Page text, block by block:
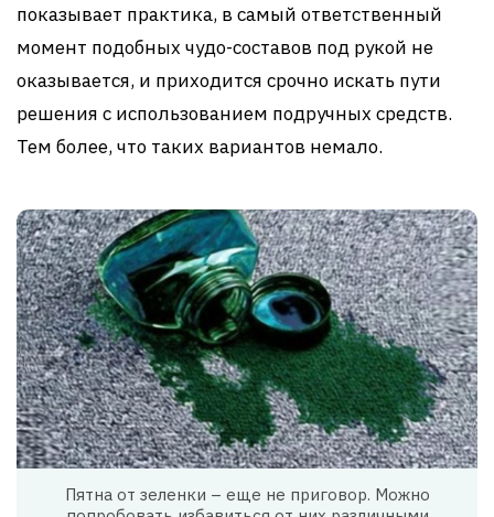
показывает практика, в самый ответственный
момент подобных чудо-составов под рукой не
оказывается, и приходится срочно искать пути
решения с использованием подручных средств.
Тем более, что таких вариантов немало.
Пятна от зеленки – еще не приговор. Можно